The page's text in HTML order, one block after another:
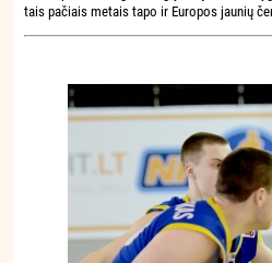
tais pačiais metais tapo ir Europos jaunių